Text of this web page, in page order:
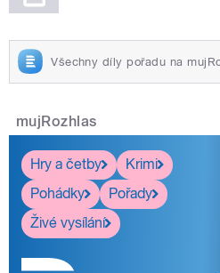
Všechny díly pořadu na
mujRozhlas
Hry a četby
Krimi
Pohádky
Pořady
Živé vysílání